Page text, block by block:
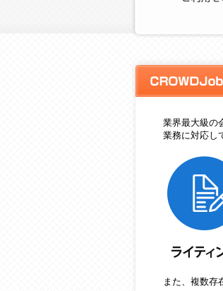
業界最大級の
業務に対応し
また、複数存